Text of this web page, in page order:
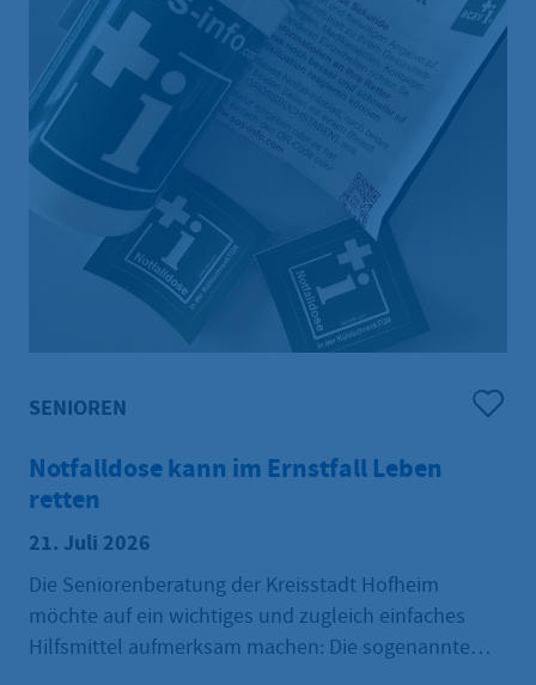
SENIOREN
Notfalldose kann im Ernstfall Leben
retten
21. Juli 2026
Die Seniorenberatung der Kreisstadt Hofheim
möchte auf ein wichtiges und zugleich einfaches
Hilfsmittel aufmerksam machen: Die sogenannte